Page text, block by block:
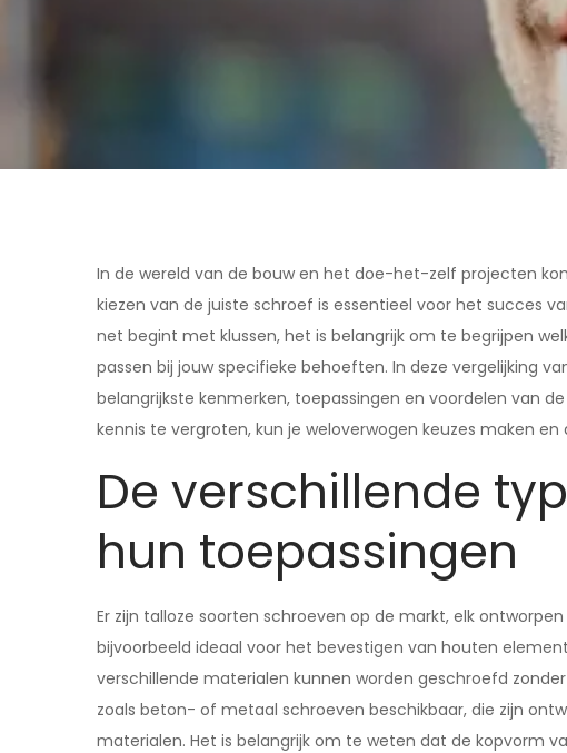
In de wereld van de bouw en het doe-het-zelf projecten
kiezen van de juiste schroef is essentieel voor het succes
net begint met klussen, het is belangrijk om te begrijpen
passen bij jouw specifieke behoeften. In deze vergelijking
belangrijkste kenmerken, toepassingen en voordelen van
kennis te vergroten, kun je weloverwogen keuzes maken
De verschillende
hun toepassingen
Er zijn talloze soorten schroeven op de markt, elk
bijvoorbeeld ideaal voor het bevestigen van houten
verschillende materialen kunnen worden geschroefd
zoals beton- of metaal schroeven beschikbaar, die zijn
materialen. Het is belangrijk om te weten dat de kopvorm